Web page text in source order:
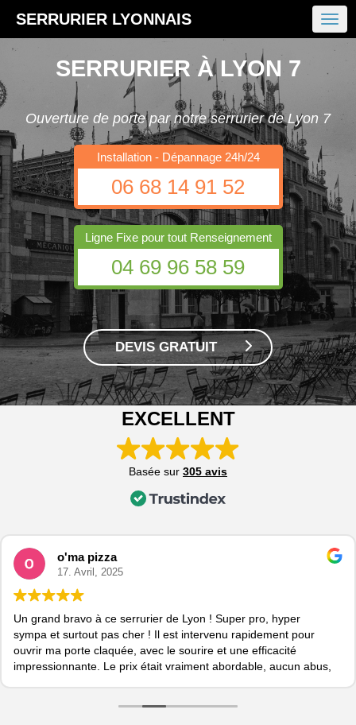
SERRURIER LYONNAIS
SERRURIER À LYON 7
Ouverture de porte par notre serrurier de Lyon 7
Installation - Dépannage 24h/24
06 68 14 91 52
Ligne Fixe pour tout Renseignement
04 69 96 58 59
DEVIS GRATUIT
EXCELLENT
Basée sur 305 avis
o'ma pizza
17. Avril, 2025
Un grand bravo à ce serrurier de Lyon ! Super pro, hyper
sympa et surtout pas cher ! Il est intervenu rapidement pour
ouvrir ma porte claquée, avec le sourire et une efficacité
impressionnante. Le prix était vraiment abordable, aucun abus,